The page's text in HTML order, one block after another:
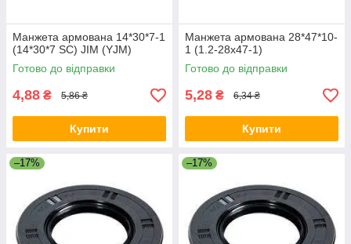
Манжета армована 14*30*7-1
(14*30*7 SC) JIM (YJM)
Готово до відправки
4,88 ₴ 5,86 ₴
Купити
Манжета армована 28*47*10-
1 (1.2-28х47-1)
Готово до відправки
5,28 ₴ 6,34 ₴
Купити
–17% –17%